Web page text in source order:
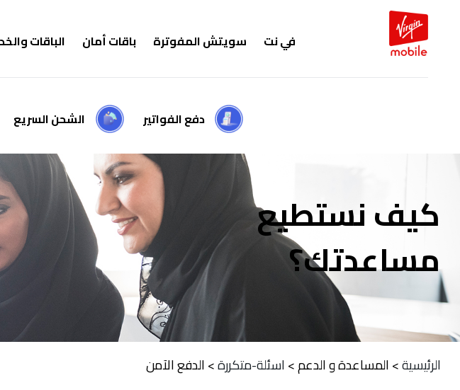
في نت سويتش المفوترة باقات أمان الباقات
دفع الفواتير الشحن السريع
كيف نستطيع
مساعدتك؟
الرئيسية>المساعدة و الدعم>اسئلة-متكررة>الدفع الآمن